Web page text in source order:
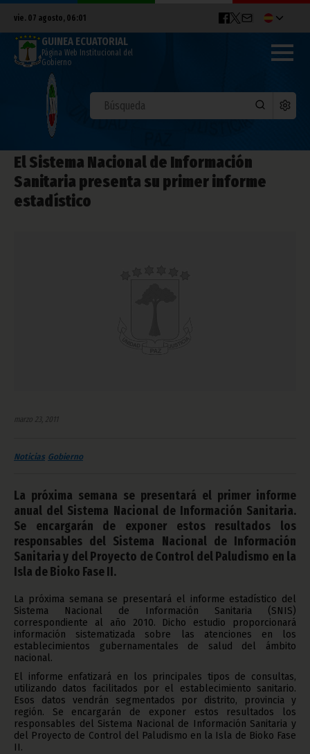
vie. 07 agosto, 06:01
GUINEA ECUATORIAL
Página Web Institucional del
Gobierno
El Sistema Nacional de Información
Sanitaria presenta su primer informe
estadístico
marzo 23, 2011
Noticias Gobierno
La próxima semana se presentará el primer informe
anual del Sistema Nacional de Información Sanitaria.
Se encargarán de exponer estos resultados los
responsables del Sistema Nacional de Información
Sanitaria y del Proyecto de Control del Paludismo en la
Isla de Bioko Fase II.
La próxima semana se presentará el informe estadístico del
Sistema Nacional de Información Sanitaria (SNIS)
correspondiente al año 2010. Dicho estudio proporcionará
información sistematizada sobre las atenciones en los
establecimientos gubernamentales de salud del ámbito
nacional.
El informe enfatizará en los principales tipos de consultas,
utilizando datos facilitados por el establecimiento sanitario.
Esos datos vendrán segmentados por distrito, provincia y
región. Se encargarán de exponer estos resultados los
responsables del Sistema Nacional de Información Sanitaria y
del Proyecto de Control del Paludismo en la Isla de Bioko Fase
II.